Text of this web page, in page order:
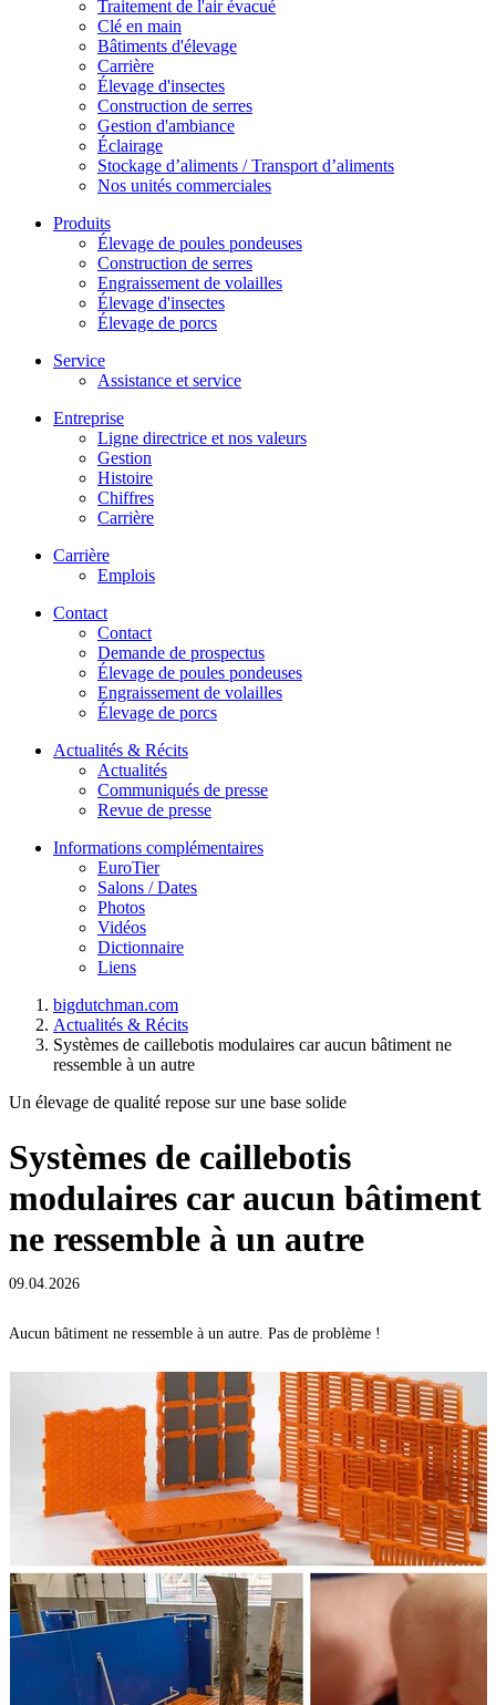
Traitement de l'air évacué
Clé en main
Bâtiments d'élevage
Carrière
Élevage d'insectes
Construction de serres
Gestion d'ambiance
Éclairage
Stockage d’aliments / Transport d’aliments
Nos unités commerciales
Produits
Élevage de poules pondeuses
Construction de serres
Engraissement de volailles
Élevage d'insectes
Élevage de porcs
Service
Assistance et service
Entreprise
Ligne directrice et nos valeurs
Gestion
Histoire
Chiffres
Carrière
Carrière
Emplois
Contact
Contact
Demande de prospectus
Élevage de poules pondeuses
Engraissement de volailles
Élevage de porcs
Actualités & Récits
Actualités
Communiqués de presse
Revue de presse
Informations complémentaires
EuroTier
Salons / Dates
Photos
Vidéos
Dictionnaire
Liens
bigdutchman.com
Actualités & Récits
Systèmes de caillebotis modulaires car aucun bâtiment ne
ressemble à un autre
Un élevage de qualité repose sur une base solide
Systèmes de caillebotis
modulaires car aucun bâtiment
ne ressemble à un autre
09.04.2026
Aucun bâtiment ne ressemble à un autre. Pas de problème !